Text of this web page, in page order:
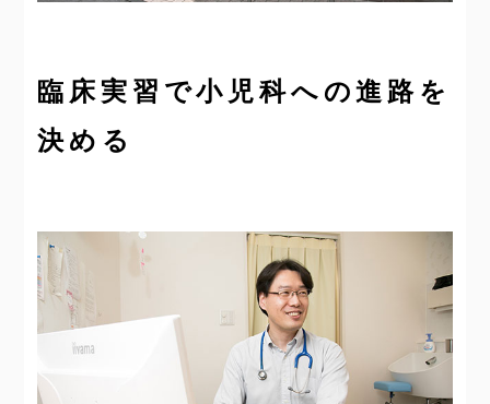
臨床実習で小児科への進路を
決める